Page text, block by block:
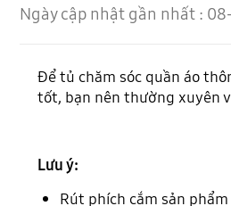
Ngày cập nhật gần nhất :
Để tủ chăm sóc quần áo
tốt, bạn nên thường xuyên
Lưu ý:
Rút phích cắm sản